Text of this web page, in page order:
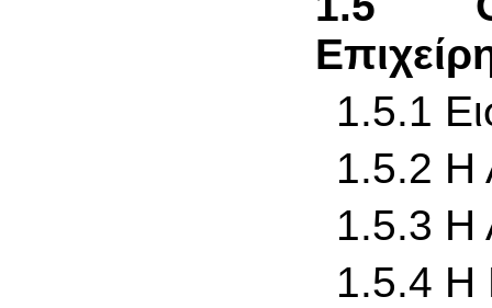
1.5.1
1.5.2 Η
1.5.3 Η
1.5.4 Η